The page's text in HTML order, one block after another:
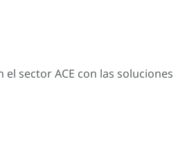
sector ACE con las soluciones